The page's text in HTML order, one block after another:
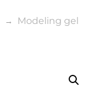
Modeling gel